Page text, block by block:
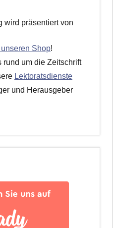
wird präsentiert von
Shop!
rund um die Zeitschrift
Lektoratsdienste
und Herausgeber